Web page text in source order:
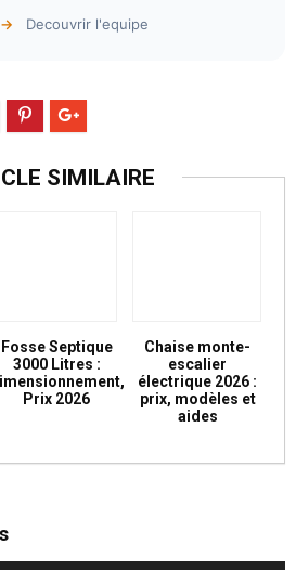
→ Decouvrir l'equipe
SIMILAIRE
Fosse Septique
3000 Litres :
Prix 2026
Chaise monte-
escalier
électrique 2026 :
prix, modèles et
aides